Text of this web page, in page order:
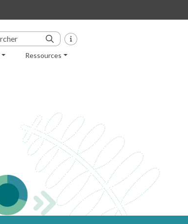
Ressources